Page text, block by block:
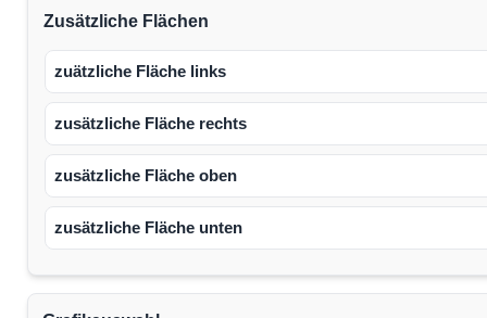
Zusätzliche Flächen
zuätzliche Fläche links
zusätzliche Fläche rechts
zusätzliche Fläche oben
zusätzliche Fläche unten